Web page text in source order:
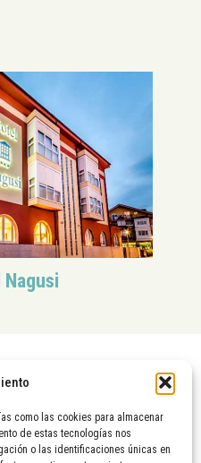
como las cookies para almacenar
de estas tecnologías nos
o las identificaciones únicas en